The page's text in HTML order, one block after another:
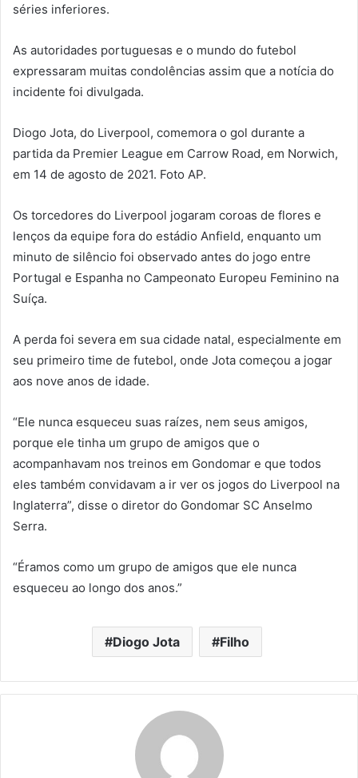
séries inferiores.
As autoridades portuguesas e o mundo do futebol
expressaram muitas condolências assim que a notícia do
incidente foi divulgada.
Diogo Jota, do Liverpool, comemora o gol durante a
partida da Premier League em Carrow Road, em Norwich,
em 14 de agosto de 2021. Foto AP.
Os torcedores do Liverpool jogaram coroas de flores e
lenços da equipe fora do estádio Anfield, enquanto um
minuto de silêncio foi observado antes do jogo entre
Portugal e Espanha no Campeonato Europeu Feminino na
Suíça.
A perda foi severa em sua cidade natal, especialmente em
seu primeiro time de futebol, onde Jota começou a jogar
aos nove anos de idade.
“Ele nunca esqueceu suas raízes, nem seus amigos,
porque ele tinha um grupo de amigos que o
acompanhavam nos treinos em Gondomar e que todos
eles também convidavam a ir ver os jogos do Liverpool na
Inglaterra”, disse o diretor do Gondomar SC Anselmo
Serra.
“Éramos como um grupo de amigos que ele nunca
esqueceu ao longo dos anos.”
Diogo Jota Filho